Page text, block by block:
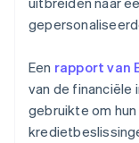
Een rapport van
van de financiële
gebruikte om